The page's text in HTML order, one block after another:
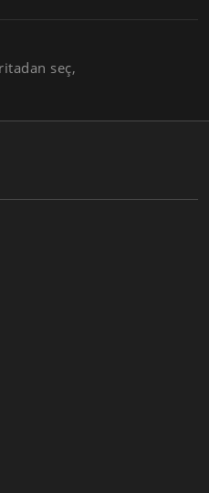
seç,